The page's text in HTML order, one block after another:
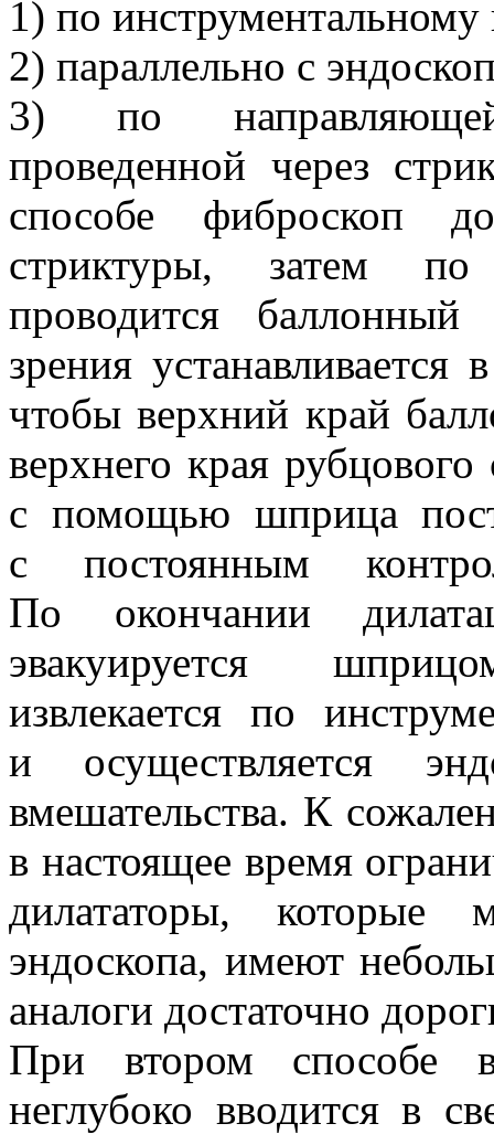
1) по инструментальному
2) параллельно с
3) по направляющей
проведенной через
способе фиброскоп
стриктуры, затем по
проводится
зрения
чтобы верхний край
верхнего края
с помощью шприца
с постоянным
По окончании
эвакуируется
извлекается по
и осуществляется
вмешательства. К
в настоящее время
дилататоры,
эндоскопа, имеют
аналоги достаточно
При втором способе
неглубоко вводится в